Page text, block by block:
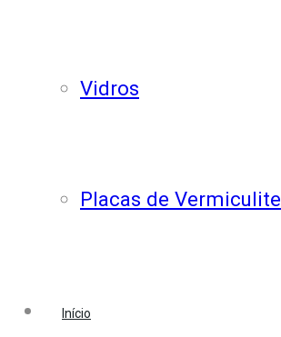
Vidros
Placas de Vermiculite
Início